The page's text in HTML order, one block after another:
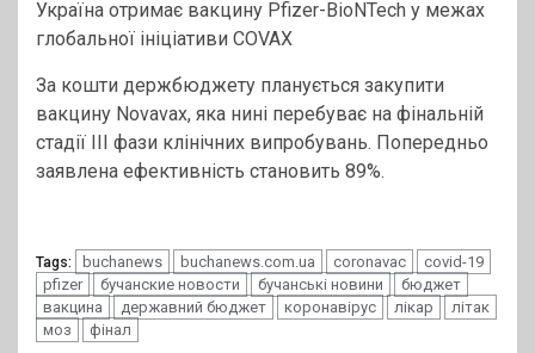
Україна отримає вакцину Pfizer-BioNTech у межах
глобальної ініціативи COVAX
За кошти держбюджету планується закупити
вакцину Novavax, яка нині перебуває на фінальній
стадії III фази клінічних випробувань. Попередньо
заявлена ефективність становить 89%.
Tags: buchanews buchanews.com.ua coronavac
covid-19
pfizer
бучанские новости бучанські новини
бюджет
вакцина
державний бюджет коронавірус лікар
літак
моз
фінал